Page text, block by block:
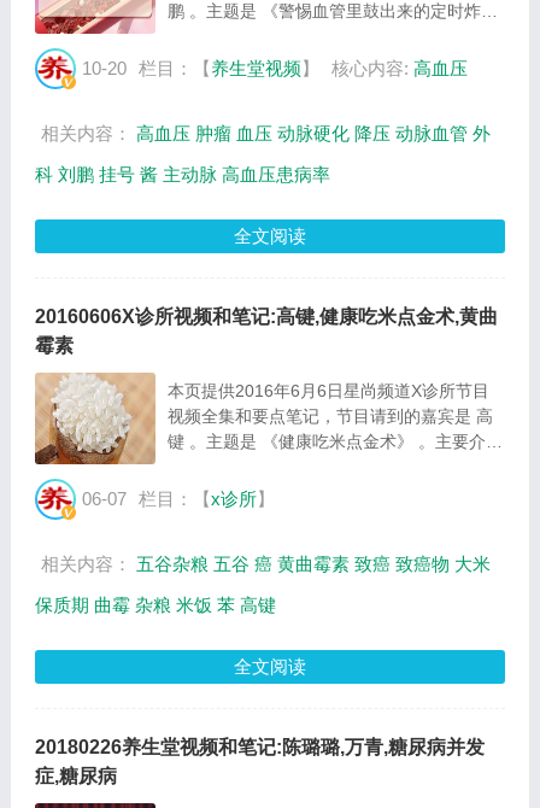
鹏 。主题是 《警惕血管里鼓出来的定时炸
方式有何不同等相关内容，百年养生网提供视
10-20 栏目：【养生堂视频】 核心内容: 高血压
相关内容： 高血压 肿瘤 血压 动脉硬化 降压 动脉血管 外
科 刘鹏 挂号 酱 主动脉 高血压患病率
全文阅读
20160606X诊所视频和笔记:高键,健康吃米点金术,黄曲
霉素
本页提供2016年6月6日星尚频道X诊所节目
视频全集和要点笔记，节目请到的嘉宾是 高
键 。主题是 《健康吃米点金术》 。主要介绍
关内容，百年养生网提供视频全集的在线观看
06-07 栏目：【x诊所】
相关内容： 五谷杂粮 五谷 癌 黄曲霉素 致癌 致癌物 大米
保质期 曲霉 杂粮 米饭 苯 高键
全文阅读
20180226养生堂视频和笔记:陈璐璐,万青,糖尿病并发
症,糖尿病